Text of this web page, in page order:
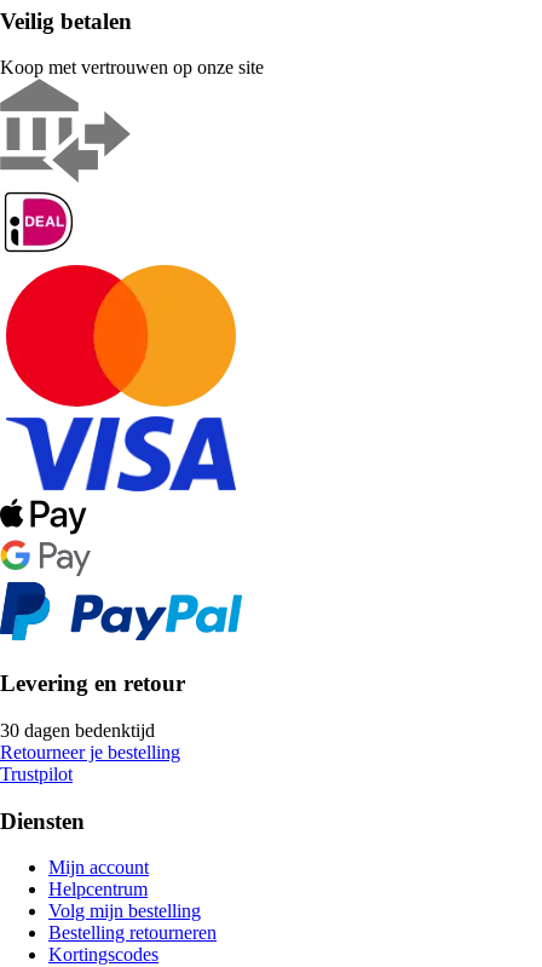
Veilig betalen
Koop met vertrouwen op onze site
Levering en retour
30 dagen bedenktijd
Retourneer je bestelling
Trustpilot
Diensten
Mijn account
Helpcentrum
Volg mijn bestelling
Bestelling retourneren
Kortingscodes